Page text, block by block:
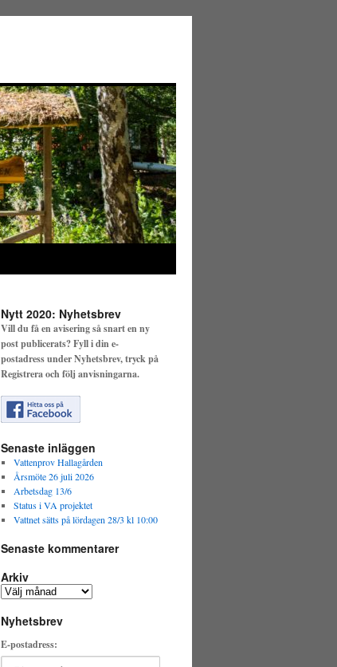
Nytt 2020: Nyhetsbrev
Vill du få en avisering så snart en ny
post publicerats? Fyll i din e-
postadress under Nyhetsbrev, tryck på
Registrera och följ anvisningarna.
Senaste inläggen
Vattenprov Hallagården
Årsmöte 26 juli 2026
Arbetsdag 13/6
Status i VA projektet
Vattnet sätts på lördagen 28/3 kl 10:00
Senaste kommentarer
Arkiv
Arkiv
Nyhetsbrev
E-postadress: